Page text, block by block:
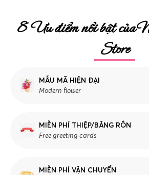
8 Ưu điểm nổi bật của
Store
MẪU MÃ HIỆN ĐẠI
Modern flower
MIỄN PHÍ THIỆP/BĂNG RÔN
Free greeting cards
MIỄN PHÍ VẬN CHUYỂN